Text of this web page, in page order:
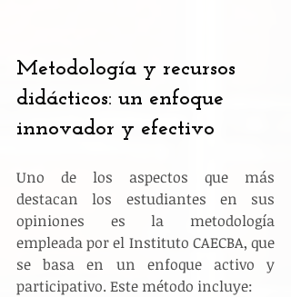
Metodología y recursos
didácticos: un enfoque
innovador y efectivo
Uno de los aspectos que más
destacan los estudiantes en sus
opiniones es la metodología
empleada por el Instituto CAECBA, que
se basa en un enfoque activo y
participativo. Este método incluye: